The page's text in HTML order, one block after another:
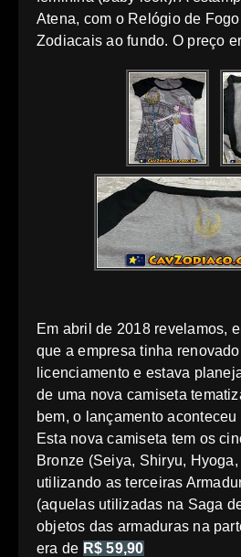
Atena, com o Relógio de
Zodiacais ao fundo. O preço
Em abril de 2018 revelamos,
que a empresa tinha
licenciamento e estava
de uma nova camiseta
bem, o lançamento
Esta nova camiseta tem os
Bronze (Seiya, Shiryu,
utilizando as terceiras
(aquelas utilizadas na Saga
objetos das armaduras na
era de R$ 59,90